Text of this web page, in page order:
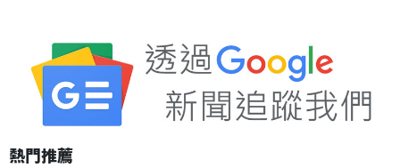
熱門推薦